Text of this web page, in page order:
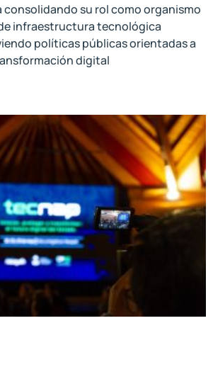
consolidando su rol como organismo
infraestructura tecnológica
políticas públicas orientadas a
digital